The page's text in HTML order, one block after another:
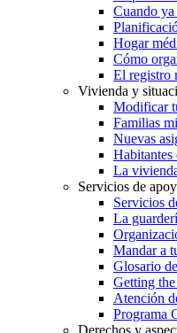
Cuando
Hogar
Cómo
El registro
Vivienda y
Modificar
Familias
Nuevas
Habitantes
La
Servicios de
Servicios
La
Mandar a
Glosario
Getting
Atención
Programa
Derechos y